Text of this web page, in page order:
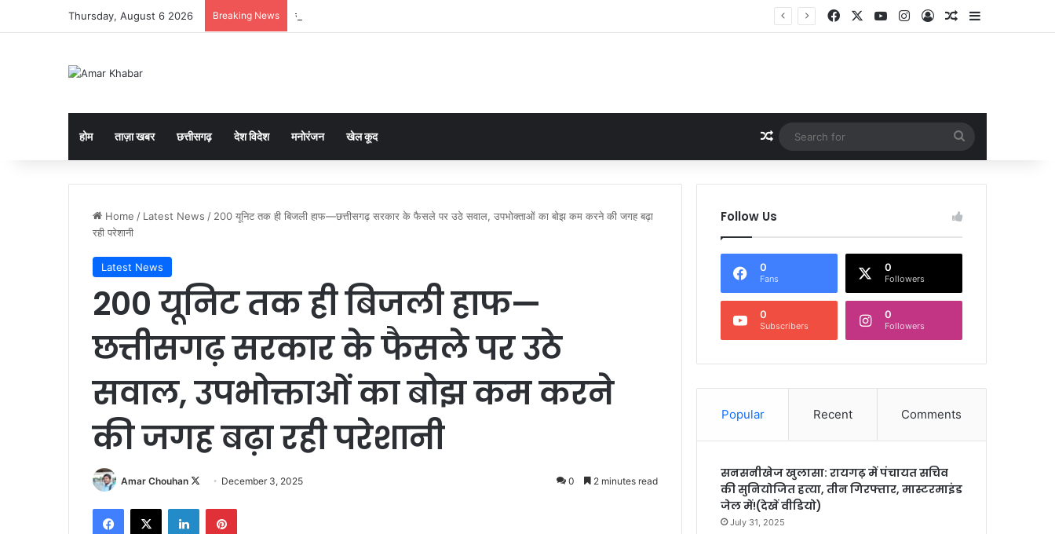
Thursday, August 6 2026 Breaking News सीजी सांग ‘बालमगोड़हीन’ रिलीज: शशिभूषण की दमदार मौजूदगी में रायगढ़ के कलाकारों ने दिखाया दम, टीम को मिल रही सराहना FacebookYouTubeInstagram
Log InRandom Article
Sidebar
होम ताज़ा खबर छत्तीसगढ़ देश विदेश मनोरंजन खेल कूद Random Article
for
Home / Latest News / 200 यूनिट तक ही बिजली हाफ—छत्तीसगढ़ सरकार के फैसले पर उठे सवाल, उपभोक्ताओं का बोझ कम करने की जगह बढ़ा
रही परेशानी
Latest News
200 यूनिट तक ही बिजली हाफ—
छत्तीसगढ़ सरकार के फैसले पर उठे
सवाल, उपभोक्ताओं का बोझ कम करने
की जगह बढ़ा रही परेशानी
Amar Chouhan
FollowDecember 3, 2025 0 2 minutes read
Facebook
X LinkedInPinterest
Follow Us
0
Fans
0
Followers
0
Subscribers
0
Followers
Popular Recent Comments
सनसनीखेज खुलासा: रायगढ़ में पंचायत सचिव
की सुनियोजित हत्या, तीन गिरफ्तार, मास्टरमाइंड
जेल में!(देखें वीडियो)
July 31, 2025